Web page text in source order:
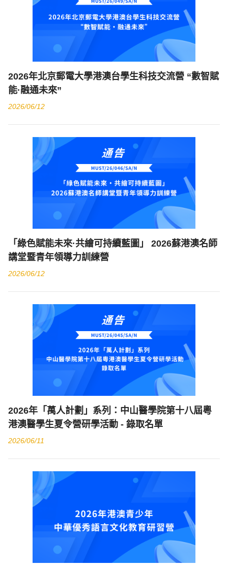
2026年北京郵電大學港澳台學生科技交流營 “數智賦
能·融通未來”
2026/06/12
「綠色賦能未來·共繪可持續藍圖」 2026蘇港澳名師
講堂暨青年領導力訓練營
2026/06/12
2026年「萬人計劃」系列：中山醫學院第十八屆粵
港澳醫學生夏令營研學活動 - 錄取名單
2026/06/11